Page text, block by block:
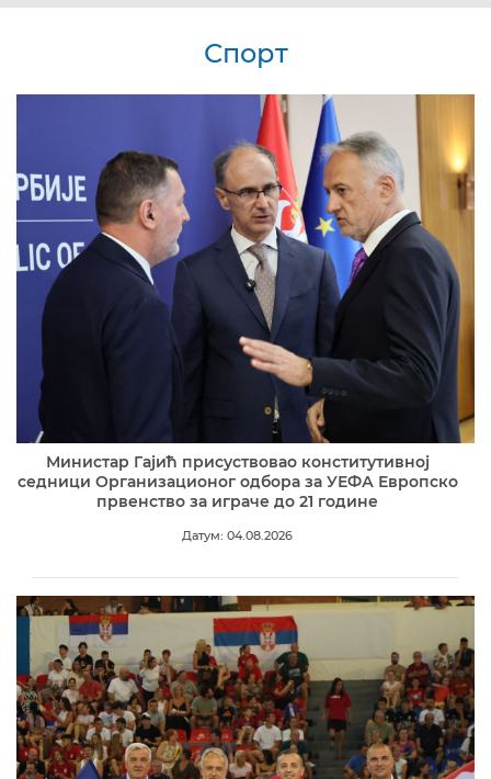
Спорт
Министар Гајић присуствовао конститутивној
седници Организационог одбора за УЕФА Европско
првенство за играче до 21 године
Датум: 04.08.2026